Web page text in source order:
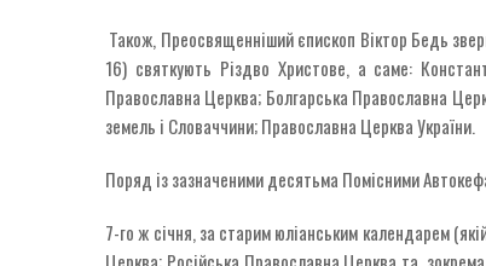
Також, Преосвященніший єпископ Віктор Бедь
16) святкують Різдво Христове, а саме:
Православна Церква; Болгарська Православна
земель і Словаччини; Православна Церква України.
Поряд із зазначеними десятьма Помісними
7-го ж січня, за старим юліанським календарем